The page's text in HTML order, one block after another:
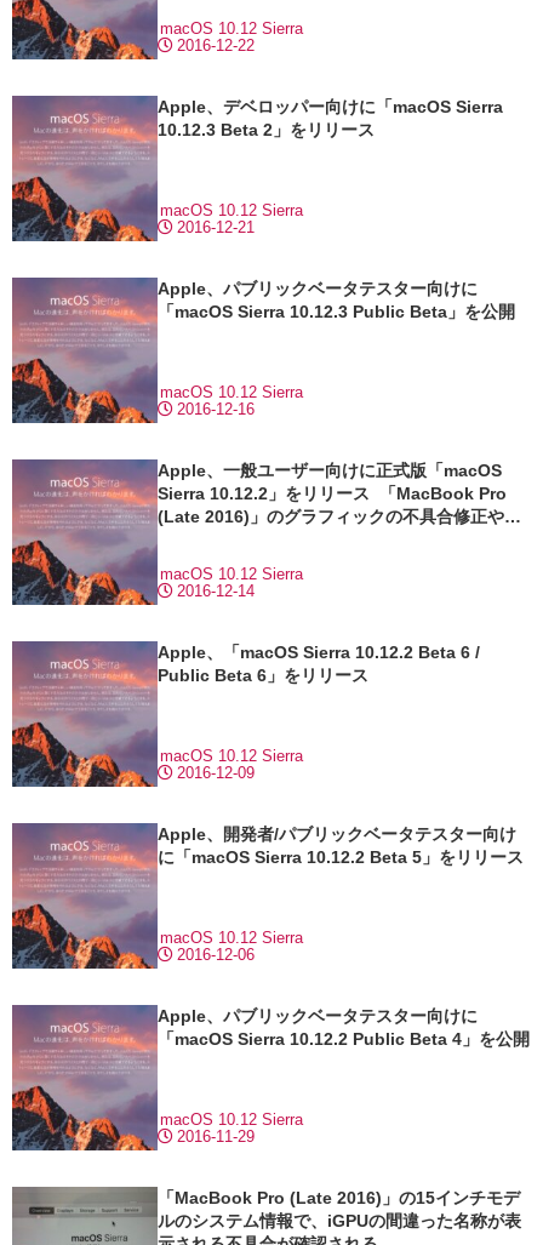
2016-12-22
macOS 10.12 Sierra
Apple、デベロッパー向けに「macOS Sierra
10.12.3 Beta 2」をリリース
2016-12-21
macOS 10.12 Sierra
Apple、パブリックベータテスター向けに
「macOS Sierra 10.12.3 Public Beta」を公開
2016-12-16
macOS 10.12 Sierra
Apple、一般ユーザー向けに正式版「macOS
Sierra 10.12.2」をリリース 「MacBook Pro
(Late 2016)」のグラフィックの不具合修正や新
2016-12-14
macOS 10.12 Sierra
Apple、「macOS Sierra 10.12.2 Beta 6 /
Public Beta 6」をリリース
2016-12-09
macOS 10.12 Sierra
Apple、開発者/パブリックベータテスター向け
に「macOS Sierra 10.12.2 Beta 5」をリリース
2016-12-06
macOS 10.12 Sierra
Apple、パブリックベータテスター向けに
「macOS Sierra 10.12.2 Public Beta 4」を公開
2016-11-29
macOS 10.12 Sierra
「MacBook Pro (Late 2016)」の15インチモデ
ルのシステム情報で、iGPUの間違った名称が表